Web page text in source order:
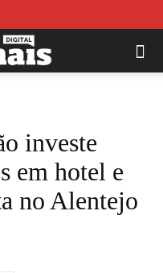
investe
em hotel e
no Alentejo